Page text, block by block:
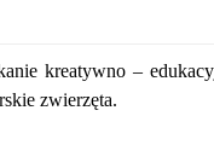
kreatywno –
zwierzęta.